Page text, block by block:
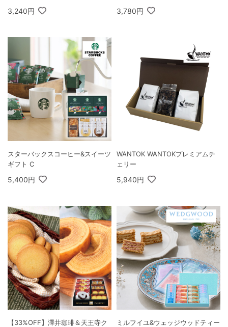
3,240円 3,780円
スターバックスコーヒー&スイーツ
ギフト C
5,400円
WANTOK WANTOKプレミアムチ
ェリー
5,940円
【33%OFF】澤井珈琲＆天王寺ク
ミルフイユ&ウェッジウッドティー